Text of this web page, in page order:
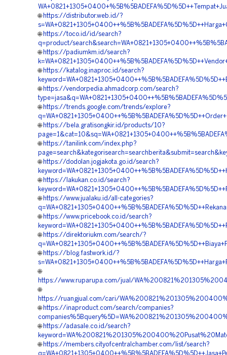
🌐 https://distributor.web.id/?
🌐 https://toco.id/id/search?
q=product/
🌐 https://padiumkm.id/search?
🌐 https://katalog.inaproc.id/search?
🌐 https://vendorpedia.ahmadcorp.com/search?
🌐 https://trends.google.com/trends/explore?
🌐 https://bela.gratisongkir.id/products/10?
🌐 https://tanilink.com/index.php?
🌐 https://dodolan.jogjakota.go.id/search?
🌐 https://lakukan.co.id/search?
🌐 https://www.jualaku.id/all-categories?
🌐 https://www.pricebook.co.id/search?
🌐 https://direktoriukm.com/search/?
🌐 https://blog.fastwork.id/?
🌐
https://www.ruparupa.com/jual/
🌐
https://ruangjual.com/cari/
🌐 https://inaproduct.com/search/companies?
🌐 https://adasale.co.id/search?
🌐 https://members.cityofcentralchamber.com/list/search?